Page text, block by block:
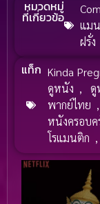
หมวดหมู่
ที่เกี่ยวข้อ
แม
ฝรั่ง
แท็ก Kinda
ดูหนัง , ดู
พากย์ไทย ,
หนังครอบค
โรแมนติก ,